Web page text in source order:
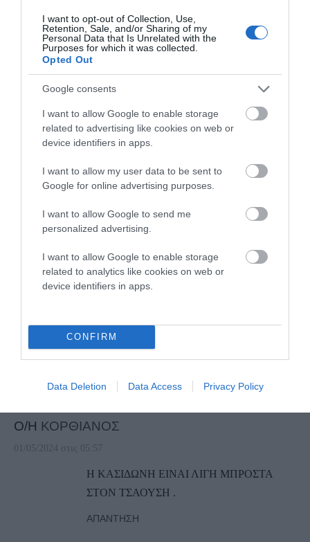
I want to opt-out of Collection, Use,
Retention, Sale, and/or Sharing of my
Personal Data that Is Unrelated with the
Purposes for which it was collected.
Opted Out
Google consents
I want to allow Google to enable storage
related to advertising like cookies on web or
device identifiers in apps.
I want to allow my user data to be sent to
Google for online advertising purposes.
I want to allow Google to send me
personalized advertising.
I want to allow Google to enable storage
related to analytics like cookies on web or
device identifiers in apps.
CONFIRM
Data Deletion Data Access Privacy Policy
Εχω βάλει τα τσουρέκια να φουσκώσουνε και
θα μου ξεπεράσουνε!
Άντε Καλή ψηφιακή Άνασταση θεία!!
Συνετιανός
Ρωτήστε τι εστί Τσαούσης στο Συνετι?
01/05/2024 στις 06:26
ψηφιακά μουσεία και τα νεκροταφεία??? Ο
νοών νοείτο
ΑΠΆΝΤΗΣΗ
Ο/Η ΚΟΡΘΙΑΝΟΣ
01/05/2024 στις 05:57
Η ΚΑΣΙΔΩΝΗ ΕΙΝΑΙ ΛΙΓΗ ΜΠΡΟΣΤΑ
ΣΤΟΝ ΤΣΑΟΥΣΗ .
ΑΠΆΝΤΗΣΗ